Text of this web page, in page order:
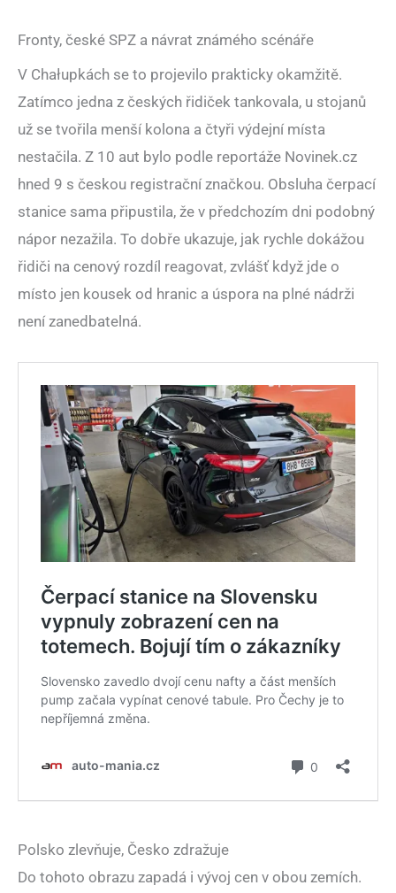
Fronty, české SPZ a návrat známého scénáře
V Chałupkách se to projevilo prakticky okamžitě.
Zatímco jedna z českých řidiček tankovala, u stojanů
už se tvořila menší kolona a čtyři výdejní místa
nestačila. Z 10 aut bylo podle reportáže Novinek.cz
hned 9 s českou registrační značkou. Obsluha čerpací
stanice sama připustila, že v předchozím dni podobný
nápor nezažila. To dobře ukazuje, jak rychle dokážou
řidiči na cenový rozdíl reagovat, zvlášť když jde o
místo jen kousek od hranic a úspora na plné nádrži
není zanedbatelná.
Polsko zlevňuje, Česko zdražuje
Do tohoto obrazu zapadá i vývoj cen v obou zemích.